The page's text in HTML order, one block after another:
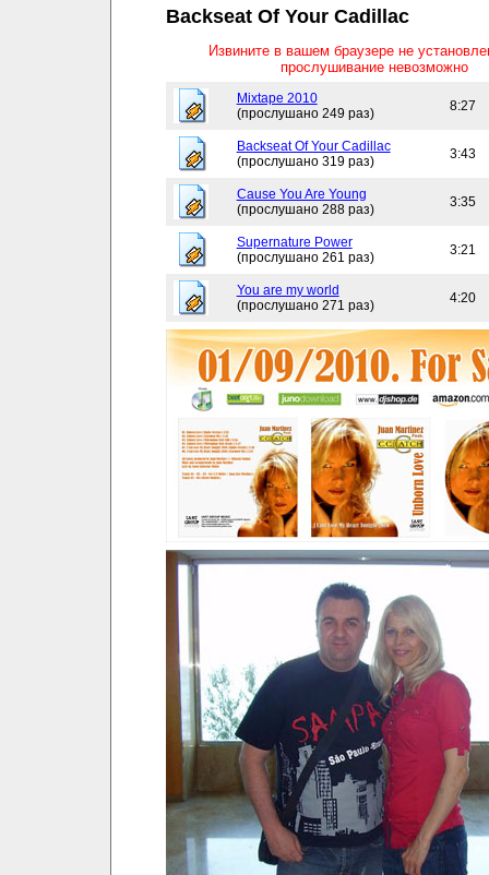
Backseat Of Your Cadillac
Извините в вашем браузере не
прослушивание невозможно
Mixtape 2010
(прослушано 249 раз)
8:27
Backseat Of Your Cadillac
(прослушано 319 раз)
3:43
Cause You Are Young
(прослушано 288 раз)
3:35
Supernature Power
(прослушано 261 раз)
3:21
You are my world
(прослушано 271 раз)
4:20